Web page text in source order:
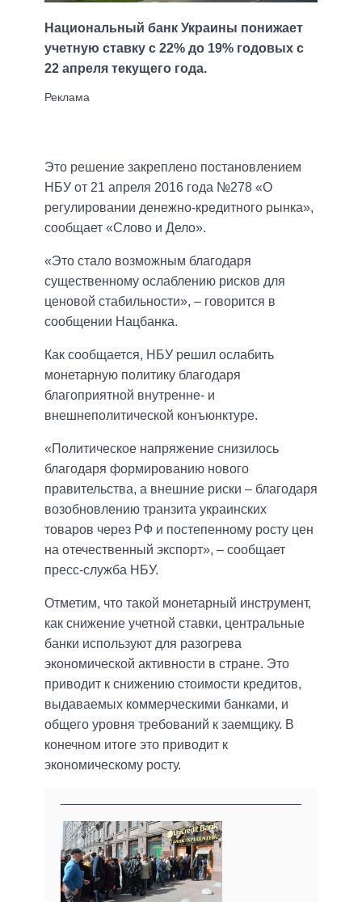
Национальный банк Украины понижает
учетную ставку с 22% до 19% годовых с
22 апреля текущего года.
Это решение закреплено постановлением
НБУ от 21 апреля 2016 года №278 «О
регулировании денежно-кредитного рынка»,
сообщает «Слово и Дело».
«Это стало возможным благодаря
существенному ослаблению рисков для
ценовой стабильности», – говорится в
сообщении Нацбанка.
Как сообщается, НБУ решил ослабить
монетарную политику благодаря
благоприятной внутренне- и
внешнеполитической конъюнктуре.
«Политическое напряжение снизилось
благодаря формированию нового
правительства, а внешние риски – благодаря
возобновлению транзита украинских
товаров через РФ и постепенному росту цен
на отечественный экспорт», – сообщает
пресс-служба НБУ.
Отметим, что такой монетарный инструмент,
как снижение учетной ставки, центральные
банки используют для разогрева
экономической активности в стране. Это
приводит к снижению стоимости кредитов,
выдаваемых коммерческими банками, и
общего уровня требований к заемщику. В
конечном итоге это приводит к
экономическому росту.